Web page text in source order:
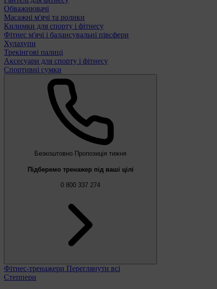
Обважнювачі
Масажні м'ячі та ролики
Килимки для спорту і фітнесу
Фітнес м'ячі і балансувальні півсфери
Хулахупи
Трекінгові палиці
Аксесуари для спорту і фітнесу
Спортивні сумки
Безкоштовно Пропозиція тижня
Підберемо тренажер під ваші цілі
0 800 337 274
Фітнес-тренажери Переглянути всі
Степпери